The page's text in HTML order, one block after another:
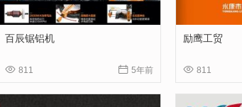
百辰锯铝机
 811  5年前
励鹰工贸
 811